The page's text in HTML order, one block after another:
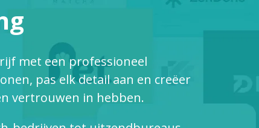
met een professioneel
pas elk detail aan en creëer
vertrouwen in hebben.